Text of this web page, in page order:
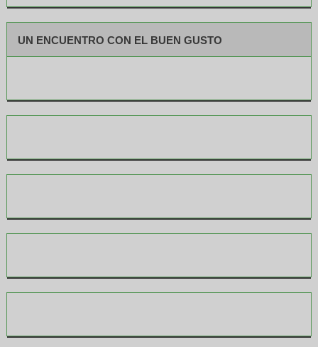
UN ENCUENTRO CON EL BUEN GUSTO